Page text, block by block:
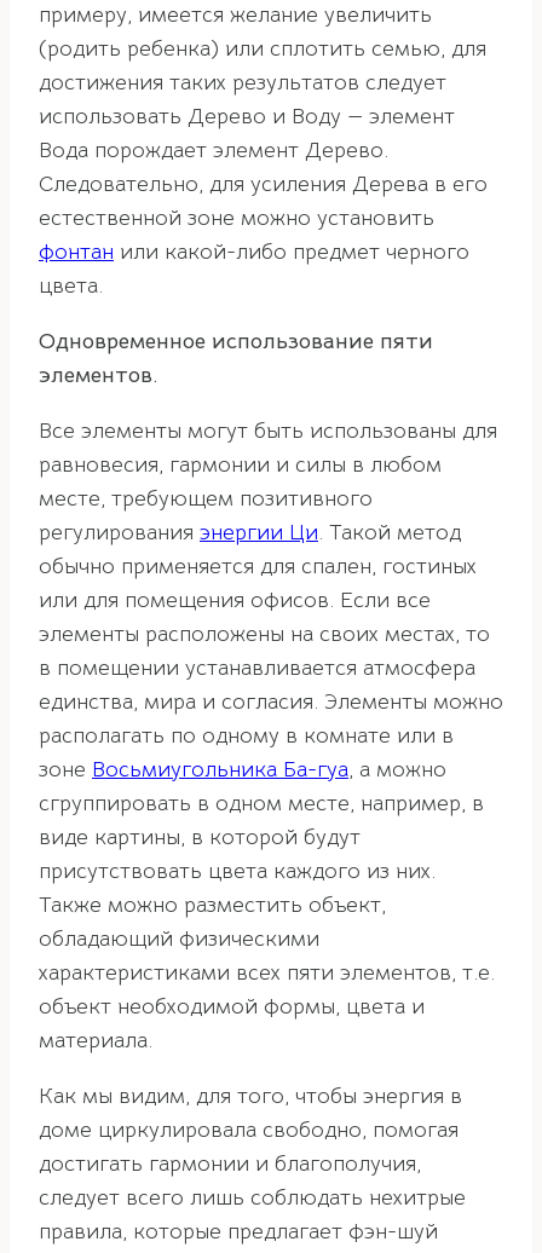
примеру, имеется желание увеличить
(родить ребенка) или сплотить семью, для
достижения таких результатов следует
использовать Дерево и Воду — элемент
Вода порождает элемент Дерево.
Следовательно, для усиления Дерева в его
естественной зоне можно установить
фонтан или какой-либо предмет черного
цвета.
Одновременное использование пяти
элементов.
Все элементы могут быть использованы для
равновесия, гармонии и силы в любом
месте, требующем позитивного
регулирования энергии Ци. Такой метод
обычно применяется для спален, гостиных
или для помещения офисов. Если все
элементы расположены на своих местах, то
в помещении устанавливается атмосфера
единства, мира и согласия. Элементы можно
располагать по одному в комнате или в
зоне Восьмиугольника Ба-гуа, а можно
сгруппировать в одном месте, например, в
виде картины, в которой будут
присутствовать цвета каждого из них.
Также можно разместить объект,
обладающий физическими
характеристиками всех пяти элементов, т.е.
объект необходимой формы, цвета и
материала.
Как мы видим, для того, чтобы энергия в
доме циркулировала свободно, помогая
достигать гармонии и благополучия,
следует всего лишь соблюдать нехитрые
правила, которые предлагает фэн-шуй